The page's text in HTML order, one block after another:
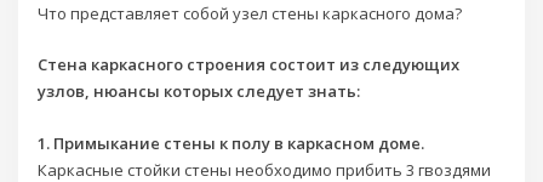
Что представляет собой узел стены каркасного дома?
Стена каркасного строения состоит из следующих
узлов, нюансы которых следует знать:
1. Примыкание стены к полу в каркасном доме.
Каркасные стойки стены необходимо прибить 3 гвоздями